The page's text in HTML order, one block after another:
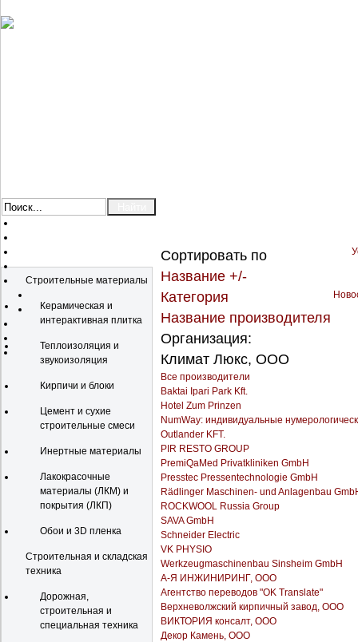
Строительные материалы
Керамическая и
интерактивная плитка
Теплоизоляция и
звукоизоляция
Кирпичи и блоки
Цемент и сухие
строительные смеси
Инертные материалы
Лакокрасочные
материалы (ЛКМ) и
покрытия (ЛКП)
Обои и 3D пленка
Строительная и складская
техника
Дорожная,
строительная и
специальная техника
Сортировать по
Название +/-
Категория
Название производителя
Организация:
Климат Люкс, ООО
Все производители
Baktai Ipari Park Kft.
Hotel Zum Prinzen
NumWay: индивидуальные
Outlander KFT.
PIR RESTO GROUP
PremiQaMed Privatkliniken GmbH
Presstec Pressentechnologie GmbH
Rädlinger Maschinen- und Anlagenbau
ROCKWOOL Russia Group
SAVA GmbH
Schneider Electric
VK PHYSIO
Werkzeugmaschinenbau Sinsheim GmbH
А-Я ИНЖИНИРИНГ, ООО
Агентство переводов "OK Translate"
Верхневолжский кирпичный завод, ООО
ВИКТОРИЯ консалт, ООО
Декор Камень, ООО